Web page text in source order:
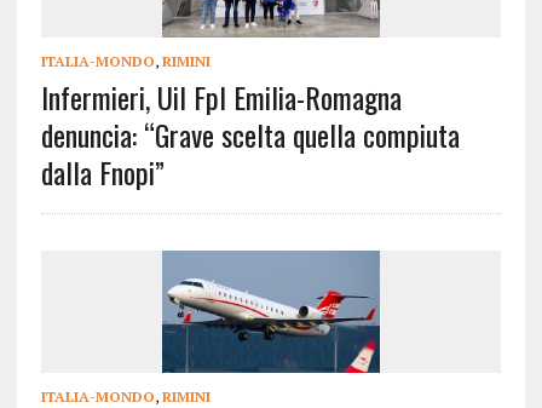
ITALIA-MONDO, RIMINI
Infermieri, Uil Fpl Emilia-Romagna
denuncia: “Grave scelta quella compiuta
dalla Fnopi”
ITALIA-MONDO, RIMINI